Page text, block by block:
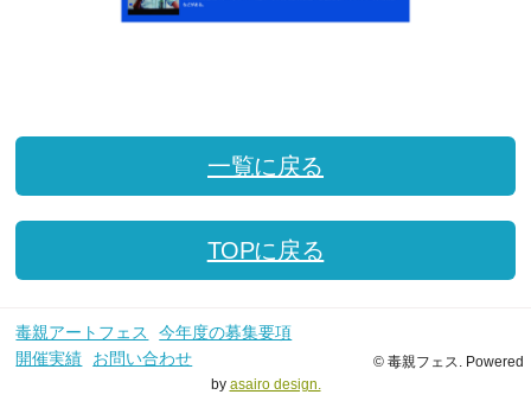
一覧に戻る
TOPに戻る
毒親アートフェス
今年度の募集要項
開催実績
お問い合わせ
© 毒親フェス. Powered
by asairo design.